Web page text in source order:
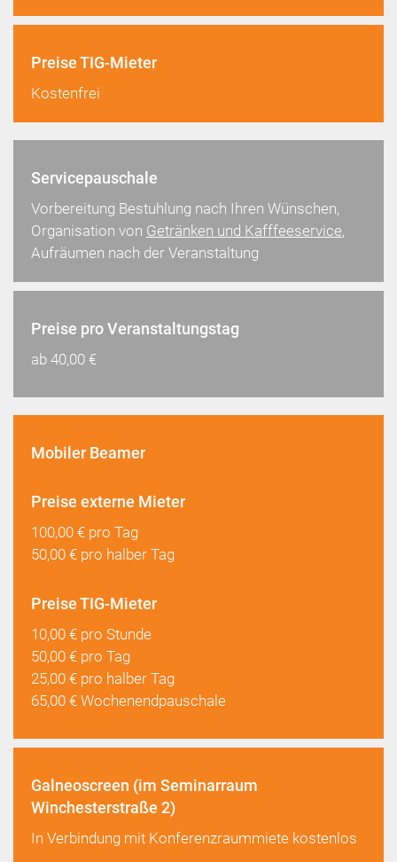
Preise TIG-Mieter
Kostenfrei
Servicepauschale
Vorbereitung Bestuhlung nach Ihren Wünschen,
Organisation von Getränken und Kafffeeservice,
Aufräumen nach der Veranstaltung
Preise pro Veranstaltungstag
ab 40,00 €
Mobiler Beamer
Preise externe Mieter
100,00 € pro Tag
50,00 € pro halber Tag
Preise TIG-Mieter
10,00 € pro Stunde
50,00 € pro Tag
25,00 € pro halber Tag
65,00 € Wochenendpauschale
Galneoscreen (im Seminarraum
Winchesterstraße 2)
In Verbindung mit Konferenzraummiete kostenlos